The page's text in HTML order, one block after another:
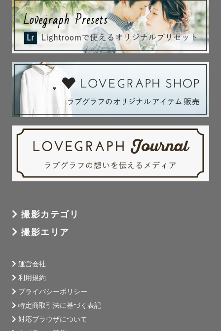
撮影カテゴリ
撮影エリア
運営会社
利用規約
プライバシーポリシー
特定商取引法に基づく表記
対応ブラウザについて